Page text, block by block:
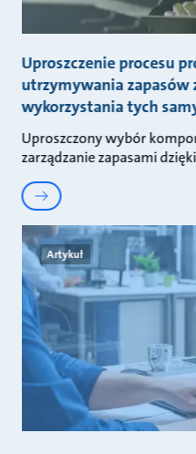
Uproszczenie procesu
utrzymywania zapasów
wykorzystania tych
Uproszczony wybór
zarządzanie zapasami
Artykuł